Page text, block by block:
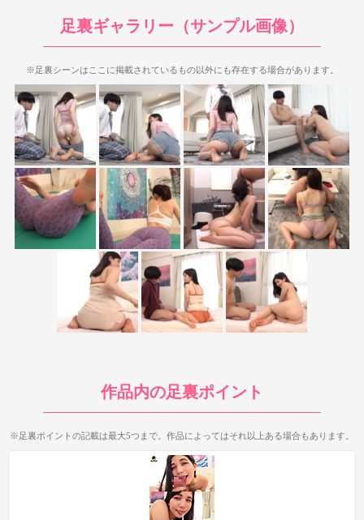
良い足裏を見られるのは1シーン目と5シーン目。ショートパン
ツや下着を履いた状態のプリケツと一緒に足裏を見られるのが特
徴で、基本足裏の迫力はありませんが、その分足裏シーンの数が
やや多めで、長時間続くシーンも複数あるのが魅力です。2シー
ン目ではストレッチ中の近めの足裏を見られたりもします。
まず1シーン目は7:18から、膝立ち→横座りで両足の足裏を1分
20秒くらいと長時間見られるのが特徴。 大半が横座りの足裏で、
1分くらいを占めています。さらに11:29の膝立ちフェラでは、
足裏ギャラリー（サンプル画像）
※足裏シーンはここに掲載されているもの以外にも存在する場合があります。
作品内の足裏ポイント
※足裏ポイントの記載は最大5つまで。作品によってはそれ以上ある場合もあります。